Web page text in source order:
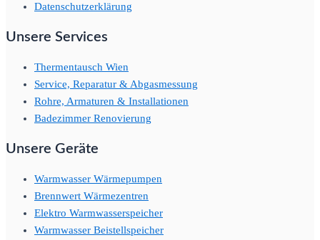
Datenschutzerklärung
Unsere Services
Thermentausch Wien
Service, Reparatur & Abgasmessung
Rohre, Armaturen & Installationen
Badezimmer Renovierung
Unsere Geräte
Warmwasser Wärmepumpen
Brennwert Wärmezentren
Elektro Warmwasserspeicher
Warmwasser Beistellspeicher